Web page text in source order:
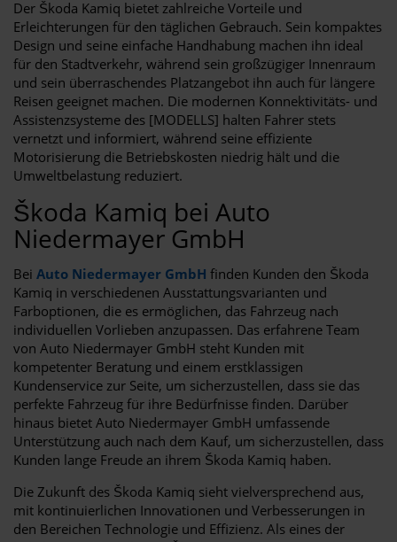
Der Škoda Kamiq bietet zahlreiche Vorteile und
Erleichterungen für den täglichen Gebrauch. Sein kompaktes
Design und seine einfache Handhabung machen ihn ideal
für den Stadtverkehr, während sein großzügiger Innenraum
und sein überraschendes Platzangebot ihn auch für längere
Reisen geeignet machen. Die modernen Konnektivitäts- und
Assistenzsysteme des [MODELLS] halten Fahrer stets
vernetzt und informiert, während seine effiziente
Motorisierung die Betriebskosten niedrig hält und die
Umweltbelastung reduziert.
Škoda Kamiq bei Auto
Niedermayer GmbH
Bei Auto Niedermayer GmbH finden Kunden den Škoda
Kamiq in verschiedenen Ausstattungsvarianten und
Farboptionen, die es ermöglichen, das Fahrzeug nach
individuellen Vorlieben anzupassen. Das erfahrene Team
von Auto Niedermayer GmbH steht Kunden mit
kompetenter Beratung und einem erstklassigen
Kundenservice zur Seite, um sicherzustellen, dass sie das
perfekte Fahrzeug für ihre Bedürfnisse finden. Darüber
hinaus bietet Auto Niedermayer GmbH umfassende
Unterstützung auch nach dem Kauf, um sicherzustellen, dass
Kunden lange Freude an ihrem Škoda Kamiq haben.
Die Zukunft des Škoda Kamiq sieht vielversprechend aus,
mit kontinuierlichen Innovationen und Verbesserungen in
den Bereichen Technologie und Effizienz. Als eines der